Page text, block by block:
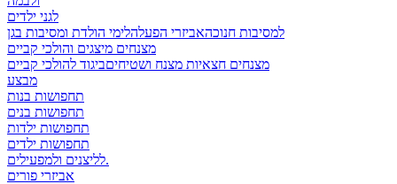
לגני ילדים
למסיבות חנוכהאביזרי הפעלהלימי הולדת ומסיבות בגן
מצנחים מיצגים והולכי קביים
מצנחים חצאיות מצנח ושטיחיםביגוד להולכי קביים
מבצע
תחפושות בנות
תחפושות בנים
תחפושות ילדות
תחפושות ילדים
לליצנים ולמפעילים.
אביזרי פורים